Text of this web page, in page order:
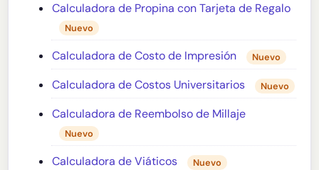
Calculadora de Propina con Tarjeta de Regalo
Nuevo
Calculadora de Costo de Impresión Nuevo
Calculadora de Costos Universitarios Nuevo
Calculadora de Reembolso de Millaje
Nuevo
Calculadora de Viáticos Nuevo